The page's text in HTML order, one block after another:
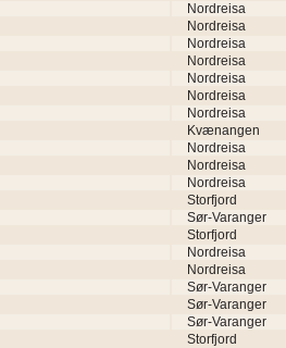
Nordreisa
Nordreisa
Nordreisa
Nordreisa
Nordreisa
Nordreisa
Nordreisa
Kvænangen
Nordreisa
Nordreisa
Nordreisa
Storfjord
Sør-Varanger
Storfjord
Nordreisa
Nordreisa
Sør-Varanger
Sør-Varanger
Sør-Varanger
Storfjord